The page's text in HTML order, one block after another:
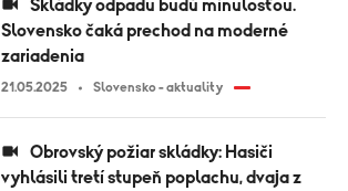
Slovensko čaká prechod na moderné
zariadenia
21.05.2025 Slovensko - aktuality
vyhlásili tretí stupeň poplachu, dvaja z